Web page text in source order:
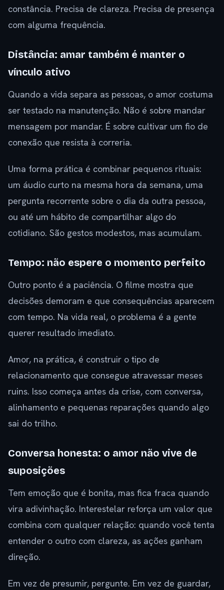
constância. Precisa de clareza. Precisa de presença
com alguma frequência.
Distância: amar também é manter o
vínculo ativo
Quando a vida separa as pessoas, o amor costuma
ser testado na manutenção. Não é sobre mandar
mensagem por mandar. É sobre cultivar um fio de
conexão que resista à correria.
Uma forma prática é combinar pequenos rituais:
um áudio curto na mesma hora da semana, uma
pergunta recorrente sobre o dia da outra pessoa,
ou até um hábito de compartilhar algo do
cotidiano. São gestos modestos, mas acumulam.
Tempo: não espere o momento perfeito
Outro ponto é a paciência. O filme mostra que
decisões demoram e que consequências aparecem
com tempo. Na vida real, o problema é a gente
querer resultado imediato.
Amor, na prática, é construir o tipo de
relacionamento que consegue atravessar meses
ruins. Isso começa antes da crise, com conversa,
alinhamento e pequenas reparações quando algo
sai do trilho.
Conversa honesta: o amor não vive de
suposições
Tem emoção que é bonita, mas fica fraca quando
vira adivinhação. Interestelar reforça um valor que
combina com qualquer relação: quando você tenta
entender o outro com clareza, as ações ganham
direção.
Em vez de presumir, pergunte. Em vez de guardar,